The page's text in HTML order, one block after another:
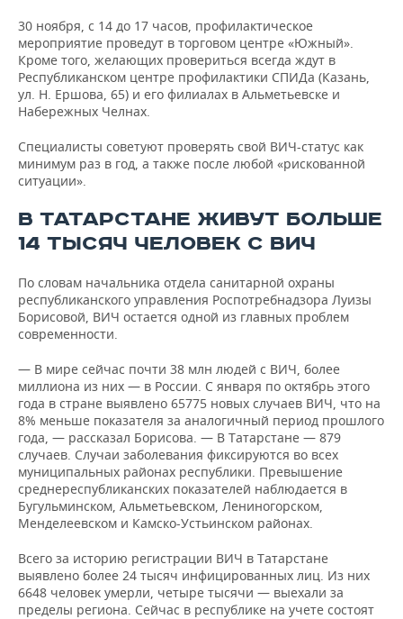
30 ноября, с 14 до 17 часов, профилактическое
мероприятие проведут в торговом центре «Южный».
Кроме того, желающих провериться всегда ждут в
Республиканском центре профилактики СПИДа (Казань,
ул. Н. Ершова, 65) и его филиалах в Альметьевске и
Набережных Челнах.
Специалисты советуют проверять свой ВИЧ-статус как
минимум раз в год, а также после любой «рискованной
ситуации».
В ТАТАРСТАНЕ ЖИВУТ БОЛЬШЕ
14 ТЫСЯЧ ЧЕЛОВЕК С ВИЧ
По словам начальника отдела санитарной охраны
республиканского управления Роспотребнадзора Луизы
Борисовой, ВИЧ остается одной из главных проблем
современности.
— В мире сейчас почти 38 млн людей с ВИЧ, более
миллиона из них — в России. С января по октябрь этого
года в стране выявлено 65775 новых случаев ВИЧ, что на
8% меньше показателя за аналогичный период прошлого
года, — рассказал Борисова. — В Татарстане — 879
случаев. Случаи заболевания фиксируются во всех
муниципальных районах республики. Превышение
среднереспубликанских показателей наблюдается в
Бугульминском, Альметьевском, Лениногорском,
Менделеевском и Камско-Устьинском районах.
Всего за историю регистрации ВИЧ в Татарстане
выявлено более 24 тысяч инфицированных лиц. Из них
6648 человек умерли, четыре тысячи — выехали за
пределы региона. Сейчас в республике на учете состоят